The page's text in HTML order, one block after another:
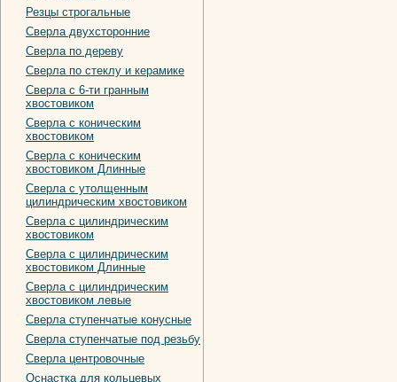
Резцы строгальные
Сверла двухсторонние
Сверла по дереву
Сверла по стеклу и керамике
Сверла с 6-ти гранным
хвостовиком
Сверла с коническим
хвостовиком
Сверла с коническим
хвостовиком Длинные
Сверла с утолщенным
цилиндрическим хвостовиком
Сверла с цилиндрическим
хвостовиком
Сверла с цилиндрическим
хвостовиком Длинные
Сверла с цилиндрическим
хвостовиком левые
Сверла ступенчатые конусные
Сверла ступенчатые под резьбу
Сверла центровочные
Оснастка для кольцевых